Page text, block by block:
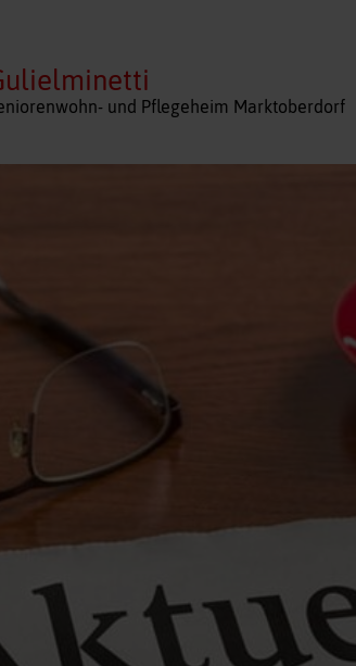
und Pflegeheim Marktoberdorf